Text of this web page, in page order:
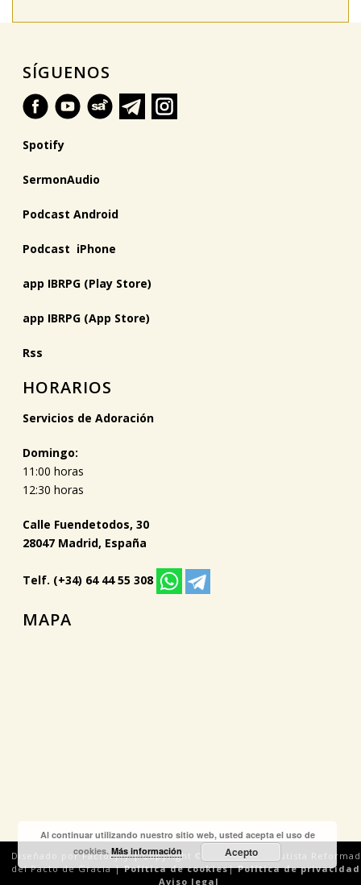
SÍGUENOS
Spotify
SermonAudio
Podcast Android
Podcast iPhone
app IBRPG (Play Store)
app IBRPG (App Store)
Rss
HORARIOS
Servicios de Adoración
Domingo:
11:00 horas
12:30 horas
Calle Fuendetodos, 30
28047 Madrid, España
Telf. (+34) 64 44 55 308
MAPA
Diseñado por Factoryfy | Copyright © 2018 Iglesia Bautista
del Pacto de Gracia |Política de cookies|Política de privacidad
Aviso legal
Al continuar utilizando nuestro sitio web, usted acepta el uso de
cookies.Más información Acepto